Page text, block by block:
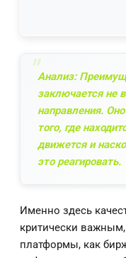
Анализ:
заключается не
направления.
того, где
движется и
это реагировать.
Именно здесь
критически
платформы, как